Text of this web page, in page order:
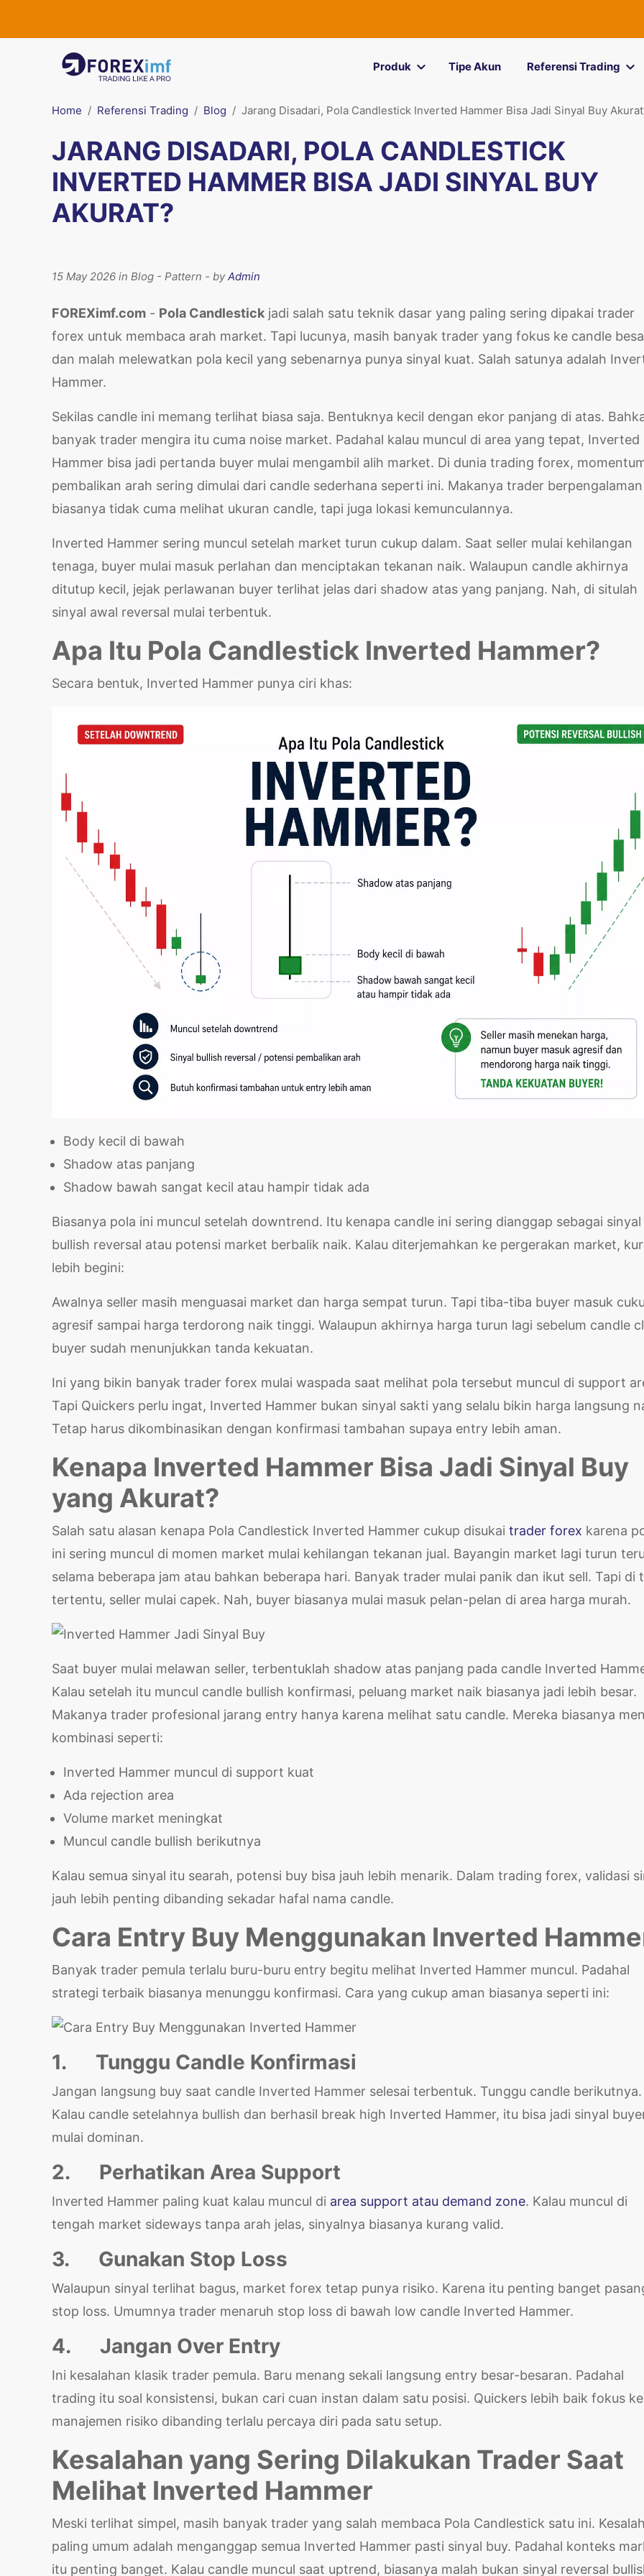
Produk Tipe Akun Referensi Trading
Home Referensi Trading Blog Jarang Disadari, Pola Candlestick Inverted Hammer Bisa Jadi Sinyal Buy
JARANG DISADARI, POLA CANDLESTICK
INVERTED HAMMER BISA JADI SINYAL BUY
AKURAT?
15 May 2026 in Blog - Pattern - byAdmin
FOREXimf.com - Pola Candlestick jadi salah satu teknik dasar yang paling sering dipakai trader
forex untuk membaca arah market. Tapi lucunya, masih banyak trader yang fokus ke candle
dan malah melewatkan pola kecil yang sebenarnya punya sinyal kuat. Salah satunya adalah
Hammer.
Sekilas candle ini memang terlihat biasa saja. Bentuknya kecil dengan ekor panjang di atas.
banyak trader mengira itu cuma noise market. Padahal kalau muncul di area yang tepat, Inverted
Hammer bisa jadi pertanda buyer mulai mengambil alih market. Di dunia trading forex,
pembalikan arah sering dimulai dari candle sederhana seperti ini. Makanya trader berpengalaman
biasanya tidak cuma melihat ukuran candle, tapi juga lokasi kemunculannya.
Inverted Hammer sering muncul setelah market turun cukup dalam. Saat seller mulai kehilangan
tenaga, buyer mulai masuk perlahan dan menciptakan tekanan naik. Walaupun candle akhirnya
ditutup kecil, jejak perlawanan buyer terlihat jelas dari shadow atas yang panjang. Nah, di situlah
sinyal awal reversal mulai terbentuk.
Apa Itu Pola Candlestick Inverted Hammer?
Secara bentuk, Inverted Hammer punya ciri khas:
Body kecil di bawah
Shadow atas panjang
Shadow bawah sangat kecil atau hampir tidak ada
Biasanya pola ini muncul setelah downtrend. Itu kenapa candle ini sering dianggap sebagai sinyal
bullish reversal atau potensi market berbalik naik. Kalau diterjemahkan ke pergerakan market,
lebih begini:
Awalnya seller masih menguasai market dan harga sempat turun. Tapi tiba-tiba buyer masuk
agresif sampai harga terdorong naik tinggi. Walaupun akhirnya harga turun lagi sebelum candle
buyer sudah menunjukkan tanda kekuatan.
Ini yang bikin banyak trader forex mulai waspada saat melihat pola tersebut muncul di support
Tapi Quickers perlu ingat, Inverted Hammer bukan sinyal sakti yang selalu bikin harga langsung
Tetap harus dikombinasikan dengan konfirmasi tambahan supaya entry lebih aman.
Kenapa Inverted Hammer Bisa Jadi Sinyal Buy
yang Akurat?
Salah satu alasan kenapa Pola Candlestick Inverted Hammer cukup disukai trader forex karena
ini sering muncul di momen market mulai kehilangan tekanan jual. Bayangin market lagi turun
selama beberapa jam atau bahkan beberapa hari. Banyak trader mulai panik dan ikut sell. Tapi di
tertentu, seller mulai capek. Nah, buyer biasanya mulai masuk pelan-pelan di area harga murah.
Saat buyer mulai melawan seller, terbentuklah shadow atas panjang pada candle Inverted
Kalau setelah itu muncul candle bullish konfirmasi, peluang market naik biasanya jadi lebih besar.
Makanya trader profesional jarang entry hanya karena melihat satu candle. Mereka biasanya
kombinasi seperti:
Inverted Hammer muncul di support kuat
Ada rejection area
Volume market meningkat
Muncul candle bullish berikutnya
Kalau semua sinyal itu searah, potensi buy bisa jauh lebih menarik. Dalam trading forex, validasi
jauh lebih penting dibanding sekadar hafal nama candle.
Cara Entry Buy Menggunakan Inverted
Banyak trader pemula terlalu buru-buru entry begitu melihat Inverted Hammer muncul. Padahal
strategi terbaik biasanya menunggu konfirmasi. Cara yang cukup aman biasanya seperti ini:
1. Tunggu Candle Konfirmasi
Jangan langsung buy saat candle Inverted Hammer selesai terbentuk. Tunggu candle berikutnya.
Kalau candle setelahnya bullish dan berhasil break high Inverted Hammer, itu bisa jadi sinyal
mulai dominan.
2. Perhatikan Area Support
Inverted Hammer paling kuat kalau muncul di area support atau demand zone. Kalau muncul di
tengah market sideways tanpa arah jelas, sinyalnya biasanya kurang valid.
3. Gunakan Stop Loss
Walaupun sinyal terlihat bagus, market forex tetap punya risiko. Karena itu penting banget
stop loss. Umumnya trader menaruh stop loss di bawah low candle Inverted Hammer.
4. Jangan Over Entry
Ini kesalahan klasik trader pemula. Baru menang sekali langsung entry besar-besaran. Padahal
trading itu soal konsistensi, bukan cari cuan instan dalam satu posisi. Quickers lebih baik fokus ke
manajemen risiko dibanding terlalu percaya diri pada satu setup.
Kesalahan yang Sering Dilakukan Trader Saat
Melihat Inverted Hammer
Meski terlihat simpel, masih banyak trader yang salah membaca Pola Candlestick satu ini.
paling umum adalah menganggap semua Inverted Hammer pasti sinyal buy. Padahal konteks
itu penting banget. Kalau candle muncul saat uptrend, biasanya malah bukan sinyal reversal